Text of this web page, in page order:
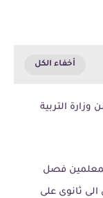
التربية
فصل
ثانوى على